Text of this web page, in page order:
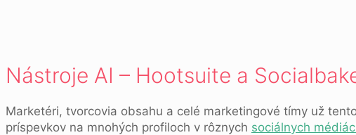
Nástroje AI – Hootsuite a
Marketéri, tvorcovia obsahu a celé marketingové tímy už
príspevkov na mnohých profiloch v rôznych sociálnych